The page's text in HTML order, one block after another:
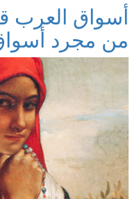
أسواق العرب
من مجرد أسواق